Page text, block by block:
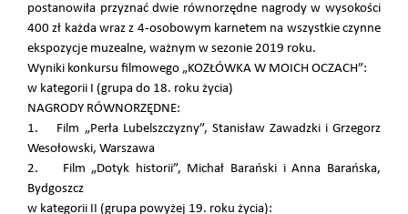
postanowiła przyznać dwie równorzędne nagrody w wysokości
400 zł każda wraz z 4-osobowym karnetem na wszystkie czynne
ekspozycje muzealne, ważnym w sezonie 2019 roku.
Wyniki konkursu filmowego „KOZŁÓWKA W MOICH OCZACH”:
w kategorii I (grupa do 18. roku życia)
NAGRODY RÓWNORZĘDNE:
1. Film „Perła Lubelszczyzny”, Stanisław Zawadzki i Grzegorz
Wesołowski, Warszawa
2. Film „Dotyk historii”, Michał Barański i Anna Barańska,
Bydgoszcz
w kategorii II (grupa powyżej 19. roku życia):